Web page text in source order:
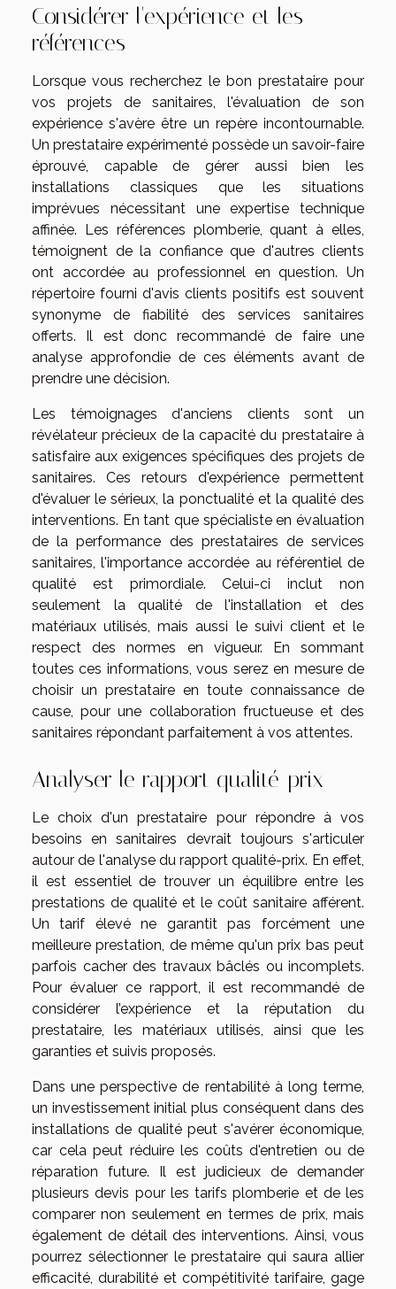
Considérer l'expérience et les
références
Lorsque vous recherchez le bon prestataire pour
vos projets de sanitaires, l'évaluation de son
expérience s'avère être un repère incontournable.
Un prestataire expérimenté possède un savoir-faire
éprouvé, capable de gérer aussi bien les
installations classiques que les situations
imprévues nécessitant une expertise technique
affinée. Les références plomberie, quant à elles,
témoignent de la confiance que d'autres clients
ont accordée au professionnel en question. Un
répertoire fourni d'avis clients positifs est souvent
synonyme de fiabilité des services sanitaires
offerts. Il est donc recommandé de faire une
analyse approfondie de ces éléments avant de
prendre une décision.
Les témoignages d'anciens clients sont un
révélateur précieux de la capacité du prestataire à
satisfaire aux exigences spécifiques des projets de
sanitaires. Ces retours d'expérience permettent
d'évaluer le sérieux, la ponctualité et la qualité des
interventions. En tant que spécialiste en évaluation
de la performance des prestataires de services
sanitaires, l'importance accordée au référentiel de
qualité est primordiale. Celui-ci inclut non
seulement la qualité de l'installation et des
matériaux utilisés, mais aussi le suivi client et le
respect des normes en vigueur. En sommant
toutes ces informations, vous serez en mesure de
choisir un prestataire en toute connaissance de
cause, pour une collaboration fructueuse et des
sanitaires répondant parfaitement à vos attentes.
Analyser le rapport qualité-prix
Le choix d'un prestataire pour répondre à vos
besoins en sanitaires devrait toujours s'articuler
autour de l'analyse du rapport qualité-prix. En effet,
il est essentiel de trouver un équilibre entre les
prestations de qualité et le coût sanitaire afférent.
Un tarif élevé ne garantit pas forcément une
meilleure prestation, de même qu'un prix bas peut
parfois cacher des travaux bâclés ou incomplets.
Pour évaluer ce rapport, il est recommandé de
considérer l’expérience et la réputation du
prestataire, les matériaux utilisés, ainsi que les
garanties et suivis proposés.
Dans une perspective de rentabilité à long terme,
un investissement initial plus conséquent dans des
installations de qualité peut s'avérer économique,
car cela peut réduire les coûts d'entretien ou de
réparation future. Il est judicieux de demander
plusieurs devis pour les tarifs plomberie et de les
comparer non seulement en termes de prix, mais
également de détail des interventions. Ainsi, vous
pourrez sélectionner le prestataire qui saura allier
efficacité, durabilité et compétitivité tarifaire, gage